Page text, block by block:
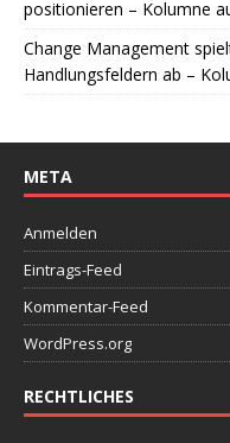
positionieren – Kolumne
Change Management
Handlungsfeldern ab –
META
Anmelden
Eintrags-Feed
Kommentar-Feed
WordPress.org
RECHTLICHES